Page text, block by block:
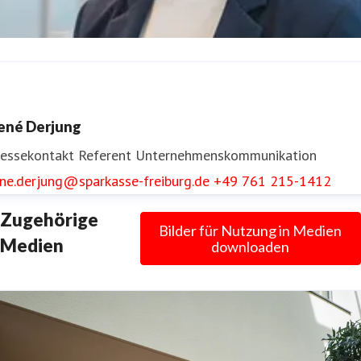
freiburg.de
Derjung
Referent Unternehmenskommunikation
freiburg.de +49 761 215-1412
Zugehörige
Medien
Bilder für Nutzung in Medien
downloaden